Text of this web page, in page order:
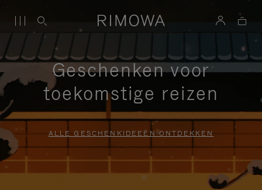
Geschenken voor
toekomstige reizen
ALLE GESCHENKIDEEËN ONTDEKKEN